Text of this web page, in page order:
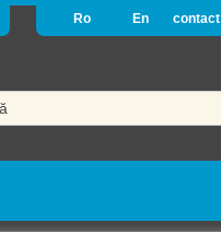
Ro En contact